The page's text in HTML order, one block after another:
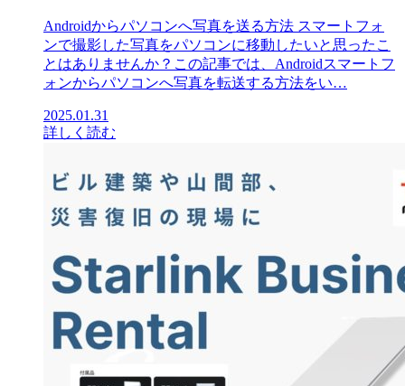
Androidからパソコンへ写真を送る方法 スマートフォ
ンで撮影した写真をパソコンに移動したいと思ったこ
とはありませんか？この記事では、Androidスマートフ
ォンからパソコンへ写真を転送する方法をい…
2025.01.31
詳しく読む